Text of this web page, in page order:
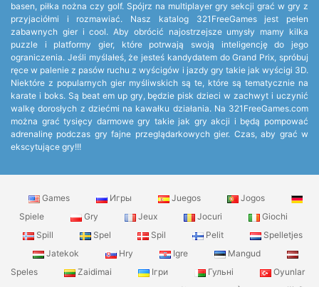
basen, piłka nożna czy golf. Spójrz na multiplayer gry sekcji grać w gry z
przyjaciółmi i rozmawiać. Nasz katalog 321FreeGames jest pełen
zabawnych gier i cool. Aby obrócić najostrzejsze umysły mamy kilka
puzzle i platformy gier, które potrwają swoją inteligencję do jego
ograniczenia. Jeśli myślałeś, że jesteś kandydatem do Grand Prix, spróbuj
ręce w palenie z pasów ruchu z wyścigów i jazdy gry takie jak wyścigi 3D.
Niektóre z popularnych gier myśliwskich są te, które są tematycznie na
karate i boks. Są beat em up gry, będzie pisk dzieci w zachwyt i uczynić
walkę dorosłych z dziećmi na kawałku działania. Na 321FreeGames.com
można grać tysięcy darmowe gry takie jak gry akcji i będą pompować
adrenalinę podczas gry fajne przeglądarkowych gier. Czas, aby grać w
ekscytujące gry!!!
Games Игры Juegos
Jogos
Spiele
Gry Jeux Jocuri
Giochi
Spill
Spel Spil Pelit
Spelletjes
Jatekok
Hry Igre
Mangud
Speles
Zaidimai Ігри Гульні
Oyunlar